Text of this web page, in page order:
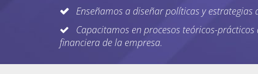
Enseñamos a diseñar políticas y
Capacitamos en procesos teóricos-
financiera de la empresa.